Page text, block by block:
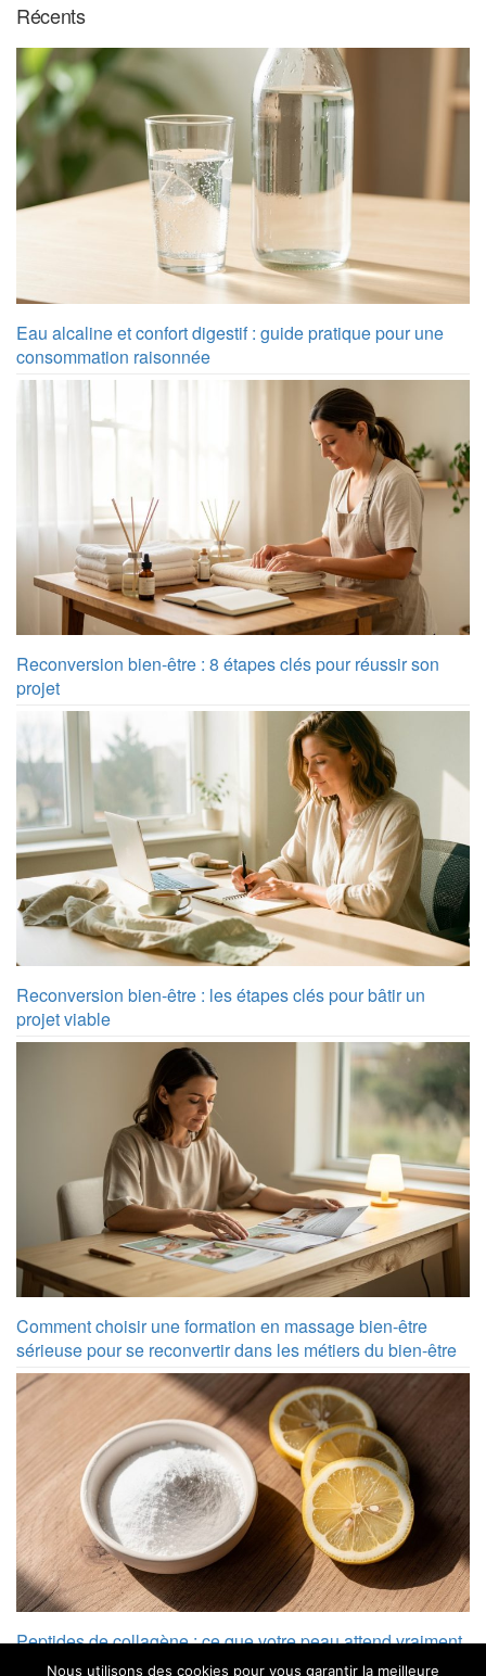
Récents
Eau alcaline et confort digestif : guide pratique pour une
consommation raisonnée
Reconversion bien-être : 8 étapes clés pour réussir son
projet
Reconversion bien-être : les étapes clés pour bâtir un
projet viable
Comment choisir une formation en massage bien-être
sérieuse pour se reconvertir dans les métiers du bien-être
Peptides de collagène : ce que votre peau attend vraiment
de vous
Nous utilisons des cookies pour vous garantir la meilleure